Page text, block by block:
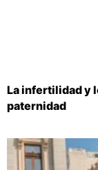
La infertilidad y
paternidad